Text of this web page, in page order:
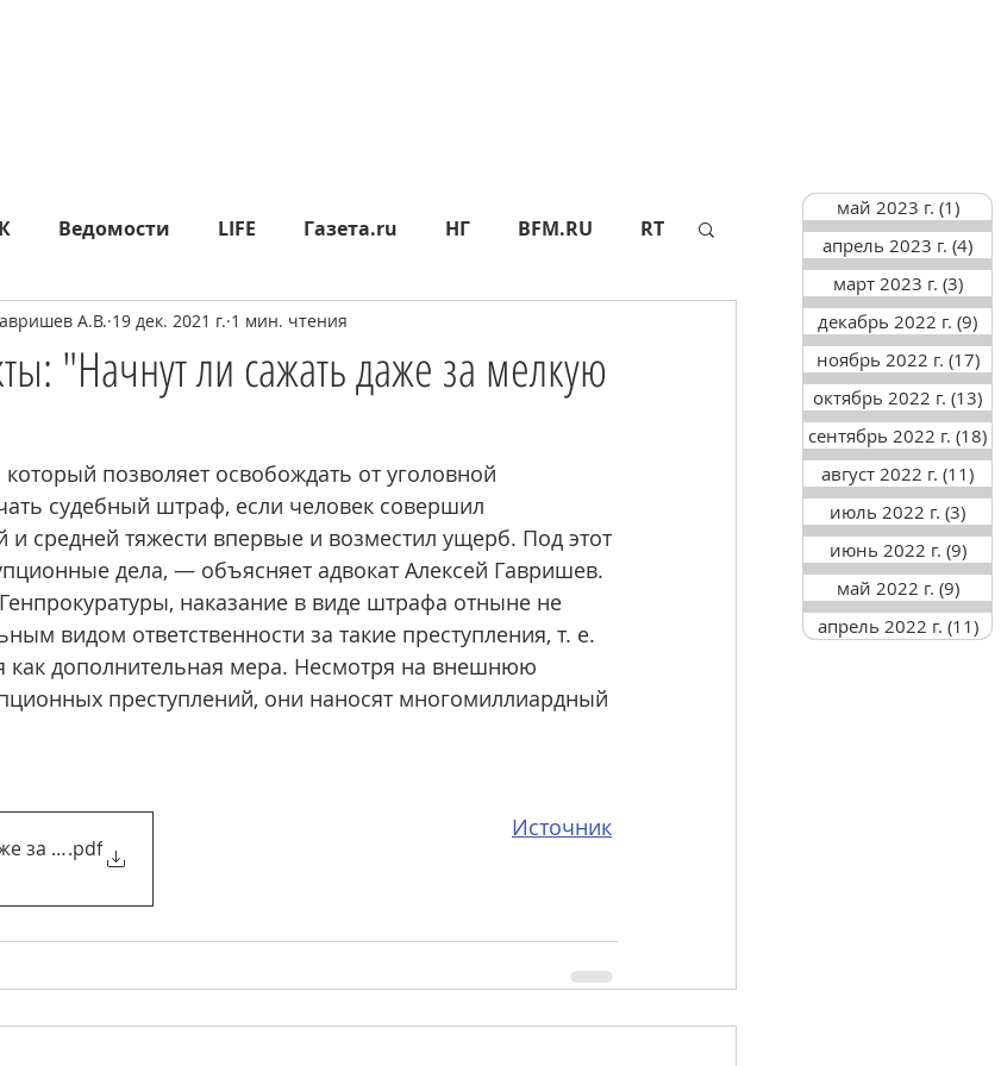
Ведомости LIFE Газета.ru НГ BFM.RU RT
СП Прайм Metro
"Начнут ли сажать даже за мелкую
А.В. 19 дек. 2021 г. 1 мин. чтения
позволяет освобождать от уголовной
судебный штраф, если человек совершил
средней тяжести впервые и возместил ущерб. Под этот
дела, — объясняет адвокат Алексей Гавришев.
наказание в виде штрафа отныне не
видом ответственности за такие преступления, т. е.
как дополнительная мера. Несмотря на внешнюю
преступлений, они наносят многомиллиардный
за мелкую взятку_ _ Коррупция _ Деньги _ Аргументы и Факты
.pdf
Источник
май 2023 г. (1)1
апрель 2023 г. (4)
март 2023 г. (3)3
декабрь 2022 г. (9)
ноябрь 2022 г. (17)
октябрь 2022 г. (13)
сентябрь 2022 г. (18)
август 2022 г. (11)
июль 2022 г. (3)
июнь 2022 г. (9)9
май 2022 г. (9)9
апрель 2022 г. (11)